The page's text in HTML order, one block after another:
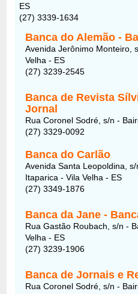
ES
(27) 3339-1634
Banca do Alemão -
Avenida Jerônimo Monteiro,
Velha - ES
(27) 3239-2545
Banca de Revista
Jornal
Rua Coronel Sodré, s/n -
(27) 3329-0092
Banca do Carlão
Avenida Santa Leopoldina,
Itaparica - Vila Velha - ES
(27) 3349-1876
Banca da Jane -
Rua Gastão Roubach, s/n -
Velha - ES
(27) 3239-1906
Banca de Jornais e
Rua Coronel Sodré, s/n -